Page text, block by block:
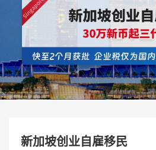
新加坡创业自雇移民